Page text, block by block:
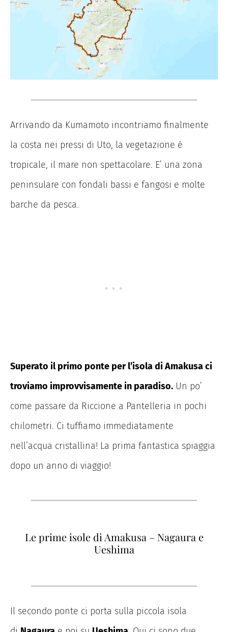
Arrivando da Kumamoto incontriamo finalmente
la costa nei pressi di Uto, la vegetazione é
tropicale, il mare non spettacolare. E’ una zona
peninsulare con fondali bassi e fangosi e molte
barche da pesca.
Superato il primo ponte per l’isola di Amakusa ci
troviamo improvvisamente in paradiso. Un po’
come passare da Riccione a Pantelleria in pochi
chilometri. Ci tuffiamo immediatamente
nell’acqua cristallina! La prima fantastica spiaggia
dopo un anno di viaggio!
Le prime isole di Amakusa – Nagaura e
Ueshima
Il secondo ponte ci porta sulla piccola isola